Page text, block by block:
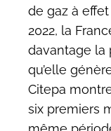
de gaz à effet
2022, la
davantage la
qu’elle
Citepa
six premiers